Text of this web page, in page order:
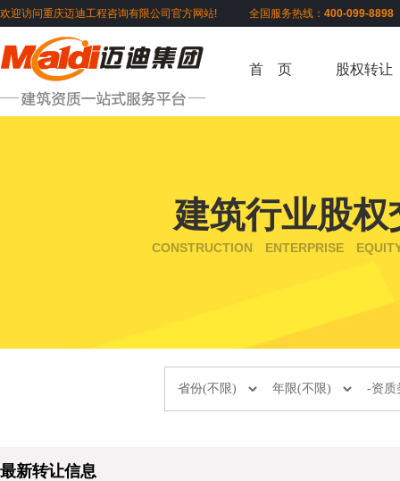
欢迎访问重庆迈迪工程咨询有限公司官方网站! 全国服务热线： 400-099-
首 页 股权转让
建筑行业股权
CONSTRUCTION ENTERPRISE
最新转让信息